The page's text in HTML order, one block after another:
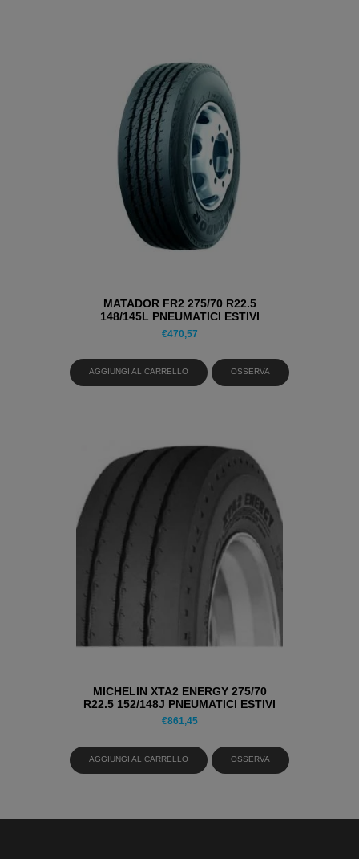
MATADOR FR2 275/70 R22.5
148/145L PNEUMATICI ESTIVI
€470,57
AGGIUNGI AL CARRELLO OSSERVA
MICHELIN XTA2 ENERGY 275/70
R22.5 152/148J PNEUMATICI ESTIVI
€861,45
AGGIUNGI AL CARRELLO OSSERVA